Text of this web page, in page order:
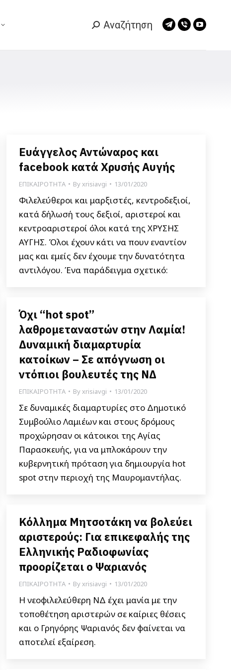
Search:
Αναζήτηση
Telegram
Viber
Ευάγγελος Αντώναρος και
facebook κατά Χρυσής Αυγής
ΕΠΙΚΑΙΡΟΤΗΤΑ Byxrisiavgi 13/01/2020
Φιλελεύθεροι και μαρξιστές, κεντροδεξιοί,
κατά δήλωσή τους δεξιοί, αριστεροί και
κεντροαριστεροί όλοι κατά της ΧΡΥΣΗΣ
ΑΥΓΗΣ. Όλοι έχουν κάτι να πουν εναντίον
μας και εμείς δεν έχουμε την δυνατότητα
αντιλόγου. Ένα παράδειγμα σχετικό:
Όχι “hot spot”
λαθρομεταναστών στην Λαμία!
Δυναμική διαμαρτυρία
κατοίκων – Σε απόγνωση οι
ντόπιοι βουλευτές της ΝΔ
ΕΠΙΚΑΙΡΟΤΗΤΑ Byxrisiavgi 13/01/2020
Σε δυναμικές διαμαρτυρίες στο Δημοτικό
Συμβούλιο Λαμιέων και στους δρόμους
προχώρησαν οι κάτοικοι της Αγίας
Παρασκευής, για να μπλοκάρουν την
κυβερνητική πρόταση για δημιουργία hot
spot στην περιοχή της Μαυρομαντήλας.
Κόλλημα Μητσοτάκη να βολεύει
αριστερούς: Για επικεφαλής της
Ελληνικής Ραδιοφωνίας
προορίζεται ο Ψαριανός
ΕΠΙΚΑΙΡΟΤΗΤΑ Byxrisiavgi 13/01/2020
Η νεοφιλελεύθερη ΝΔ έχει μανία με την
τοποθέτηση αριστερών σε καίριες θέσεις
και ο Γρηγόρης Ψαριανός δεν φαίνεται να
αποτελεί εξαίρεση.